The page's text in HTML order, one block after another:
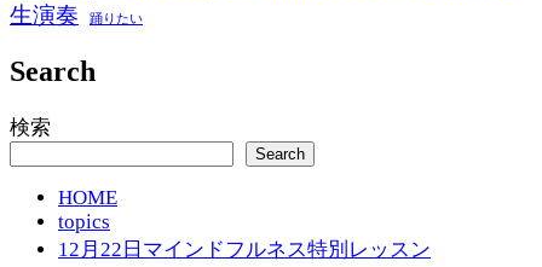
生演奏
踊りたい
Search
検索
Search
HOME
topics
12月22日マインドフルネス特別レッスン